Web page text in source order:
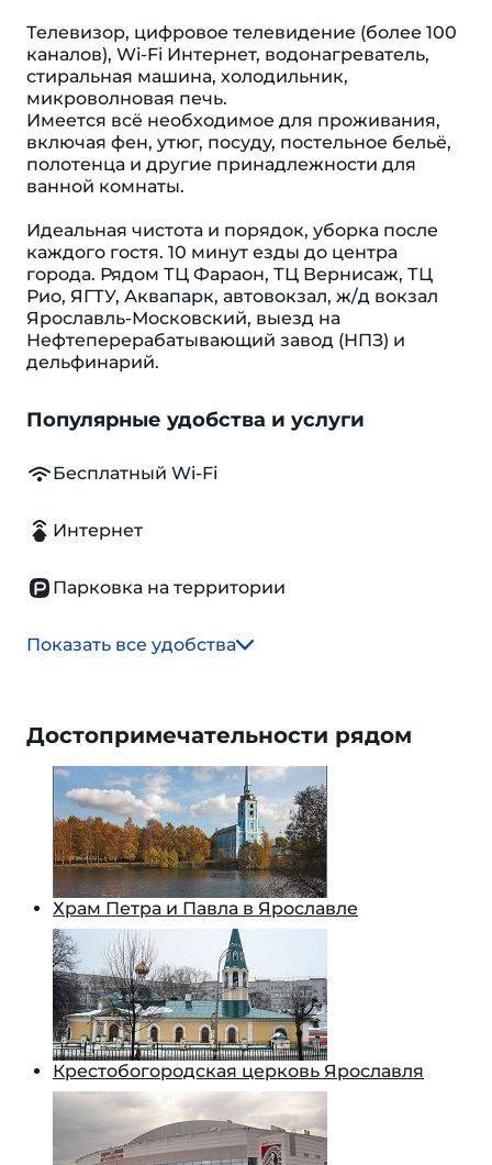
Телевизор, цифровое телевидение (более 100
каналов), Wi-Fi Интернет, водонагреватель,
стиральная машина, холодильник,
микроволновая печь.
Имеется всё необходимое для проживания,
включая фен, утюг, посуду, постельное бельё,
полотенца и другие принадлежности для
ванной комнаты.
Идеальная чистота и порядок, уборка после
каждого гостя. 10 минут езды до центра
города. Рядом ТЦ Фараон, ТЦ Вернисаж, ТЦ
Рио, ЯГТУ, Аквапарк, автовокзал, ж/д вокзал
Ярославль-Московский, выезд на
Нефтеперерабатывающий завод (НПЗ) и
дельфинарий.
Популярные удобства и услуги
Бесплатный Wi-Fi
Интернет
Парковка на территории
Показать все удобства
Достопримечательности рядом
Храм Петра и Павла в Ярославле
Крестобогородская церковь Ярославля